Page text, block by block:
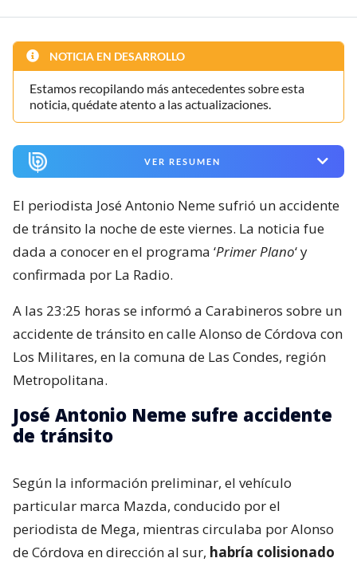
NOTICIA EN DESARROLLO
Estamos recopilando más antecedentes sobre esta
noticia, quédate atento a las actualizaciones.
VER RESUMEN
El periodista José Antonio Neme sufrió un accidente
de tránsito la noche de este viernes. La noticia fue
dada a conocer en el programa ‘Primer Plano‘ y
confirmada por La Radio.
A las 23:25 horas se informó a Carabineros sobre un
accidente de tránsito en calle Alonso de Córdova con
Los Militares, en la comuna de Las Condes, región
Metropolitana.
José Antonio Neme sufre accidente
de tránsito
Según la información preliminar, el vehículo
particular marca Mazda, conducido por el
periodista de Mega, mientras circulaba por Alonso
de Córdova en dirección al sur, habría colisionado